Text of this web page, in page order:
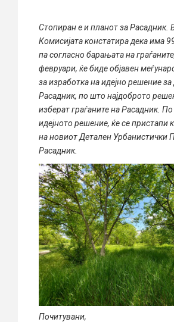
Стопиран е и планот за Расадник.
Комисијата констатира дека има
па согласно барањата на
февруари, ќе биде објавен
за изработка на идејно решение
Расадник, по што најдоброто
изберат граѓаните на Расадник.
идејното решение, ќе се пристапи
на новиот Детален Урбанистички
Расадник.
Почитувани,